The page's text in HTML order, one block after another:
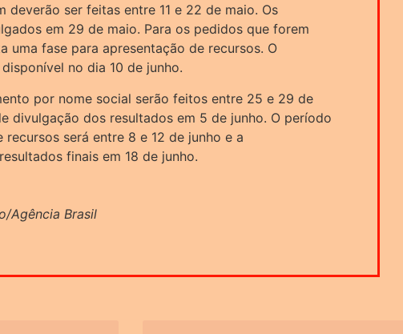
deverão ser feitas entre 11 e 22 de maio. Os
em 29 de maio. Para os pedidos que forem
uma fase para apresentação de recursos. O
no dia 10 de junho.
por nome social serão feitos entre 25 e 29 de
divulgação dos resultados em 5 de junho. O período
recursos será entre 8 e 12 de junho e a
finais em 18 de junho.
Agência Brasil